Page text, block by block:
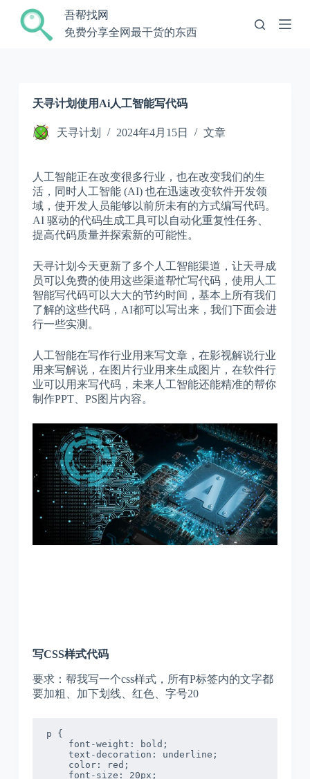
跳
过
吾帮找网
免费分享全网最干货的东西
天寻计划使用Ai人工智能写代码
天寻计划 2024年4月15日 文章
人工智能正在改变很多行业，也在改变我们的生
活，同时人工智能 (AI) 也在迅速改变软件开发领
域，使开发人员能够以前所未有的方式编写代码。
AI 驱动的代码生成工具可以自动化重复性任务、
提高代码质量并探索新的可能性。
天寻计划今天更新了多个人工智能渠道，让天寻成
员可以免费的使用这些渠道帮忙写代码，使用人工
智能写代码可以大大的节约时间，基本上所有我们
了解的这些代码，AI都可以写出来，我们下面会进
行一些实测。
人工智能在写作行业用来写文章，在影视解说行业
用来写解说，在图片行业用来生成图片，在软件行
业可以用来写代码，未来人工智能还能精准的帮你
制作PPT、PS图片内容。
写CSS样式代码
要求：帮我写一个css样式，所有P标签内的文字都
要加粗、加下划线、红色、字号20
p {